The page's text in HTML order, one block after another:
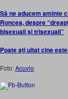
Să ne aducem aminte
Roncea, despre
bisexuali şi trisexuali”
Poate aţi uitat cine
Foto:Acuvio